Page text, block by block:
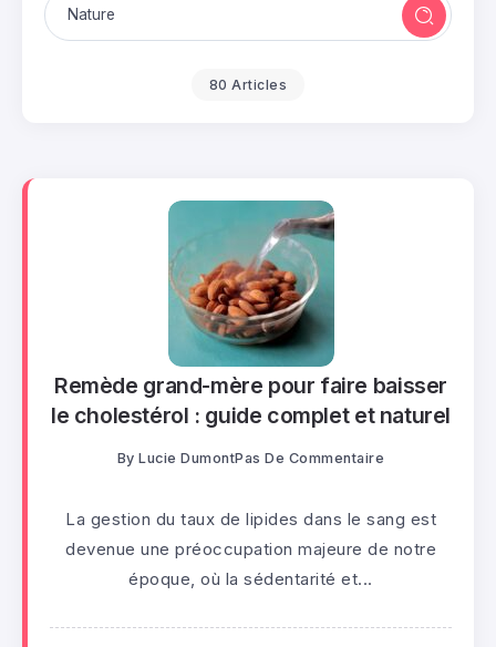
80 Articles
Remède grand-mère pour faire baisser
le cholestérol : guide complet et naturel
By Lucie DumontPas De Commentaire
La gestion du taux de lipides dans le sang est
devenue une préoccupation majeure de notre
époque, où la sédentarité et...